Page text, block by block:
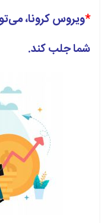
*ویروس کرونا،
شما جلب کند.